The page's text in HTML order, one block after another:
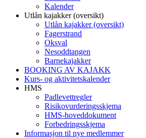
Kalender
Utlån kajakker (oversikt)
Utlån kajakker (oversikt)
Fagerstrand
Oksval
Nesoddtangen
Barnekajakker
BOOKING AV KAJAKK
Kurs- og aktivitetskalender
HMS
Padlevettregler
Risikovurderingsskjema
HMS-hoveddokument
Forbedringsskjema
Informasjon til nye medlemmer